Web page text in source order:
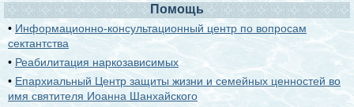
Помощь
• Информационно-консультационный центр по вопросам
сектантства
• Реабилитация наркозависимых
• Епархиальный Центр защиты жизни и семейных ценностей во
имя святителя Иоанна Шанхайского